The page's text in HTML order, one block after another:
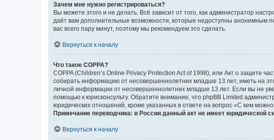
Зачем мне нужно регистрироваться?
Вы можете этого и не делать. Всё зависит от того, как администратор
даёт вам дополнительные возможности, которые недоступны анонимным
вас всего пару минут, поэтому мы рекомендуем это сделать.
Вернуться к началу
Что такое COPPA?
COPPA (Children’s Online Privacy Protection Act of 1998), или Акт о защите
собирать информацию от несовершеннолетних младше 13 лет, иметь на
личной информации от несовершеннолетних младше 13 лет. Если вы не
помощью к юрисконсульту. Обратите внимание, что phpBB Limited
юридических отношений, кроме указанных в ответе на вопрос «С кем
Примечание переводчика: в России данный акт не имеет юридической
Вернуться к началу